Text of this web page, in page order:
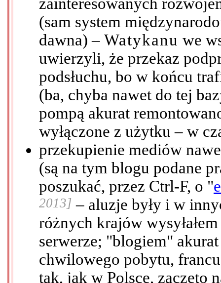
zainteresowanych
(sam system
dawna) – Watykanu we
uwierzyli, że przekaz
podsłuchu, bo w końcu
(ba, chyba nawet do tej
pompą akurat
wyłączone z użytku – w
przekupienie mediów
(są na tym blogu podane
poszukać, przez Ctrl-F, o "
2013] – aluzje były i w
różnych krajów
serwerze; "blogiem"
chwilowego pobytu,
tak, jak w Polsce, zaczęto